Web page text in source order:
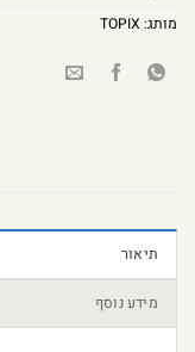
מותג: TOPIX
תיאור
מידע נוסף